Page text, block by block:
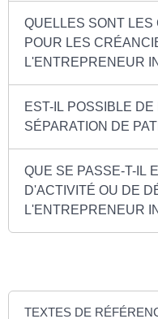
QUELLES SONT
POUR LES
L'ENTREPRENEUR
EST-IL POSSIBLE
SÉPARATION DE
QUE SE PASSE-T-IL
D'ACTIVITÉ OU DE
L'ENTREPRENEUR
TEXTES DE